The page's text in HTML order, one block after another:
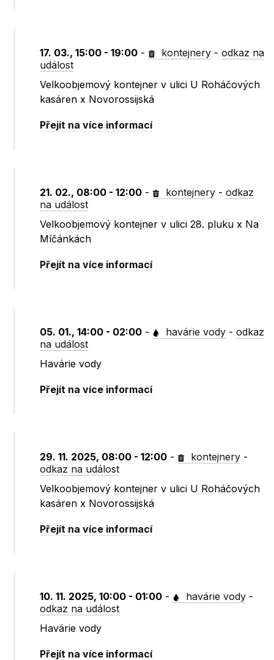
17. 03., 15:00 - 19:00 - kontejnery -odkaz na
událost
Velkoobjemový kontejner v ulici U Roháčových
kasáren x Novorossijská
Přejít na více informací
21. 02., 08:00 - 12:00 - kontejnery -odkaz
na událost
Velkoobjemový kontejner v ulici 28. pluku x Na
Míčánkách
Přejít na více informací
05. 01., 14:00 - 02:00 - havárie vody -odkaz
na událost
Havárie vody
Přejít na více informací
29. 11. 2025, 08:00 - 12:00 - kontejnery -
odkaz na událost
Velkoobjemový kontejner v ulici U Roháčových
kasáren x Novorossijská
Přejít na více informací
10. 11. 2025, 10:00 - 01:00 - havárie vody -
odkaz na událost
Havárie vody
Přejít na více informací